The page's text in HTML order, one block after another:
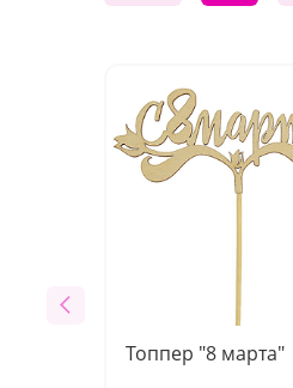
Топпер "8 марта"